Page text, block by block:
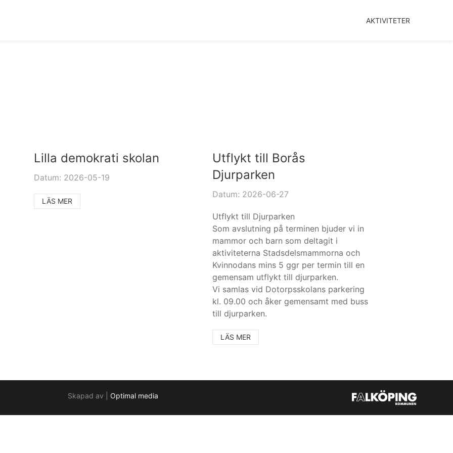
AKTIVITETER
Lilla demokrati skolan
Datum: 2026-05-19
LÄS MER
Utflykt till Borås
Djurparken
Datum: 2026-06-27
Utflykt till Djurparken
Som avslutning på terminen bjuder vi in
mammor och barn som deltagit i
aktiviteterna Stadsdelsmammorna och
Kvinnodans mins 5 ggr per termin till en
gemensam utflykt till djurparken.
Vi samlas vid Dotorpsskolans parkering
kl. 09.00 och åker gemensamt med buss
till djurparken.
LÄS MER
Skapad av | Optimal media